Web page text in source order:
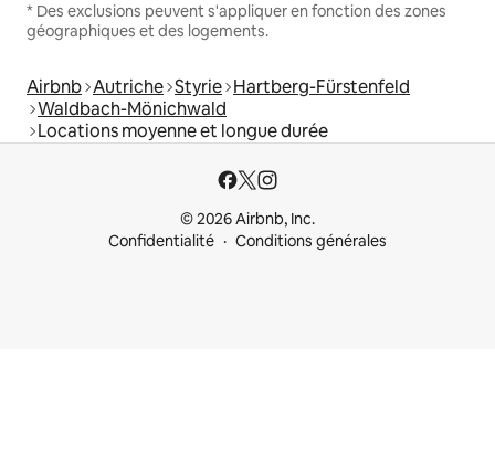
* Des exclusions peuvent s'appliquer en fonction des zones
géographiques et des logements.
Airbnb Autriche Styrie Hartberg-Fürstenfeld
Waldbach-Mönichwald
Locations moyenne et longue durée
© 2026 Airbnb, Inc.
Confidentialité
Conditions générales